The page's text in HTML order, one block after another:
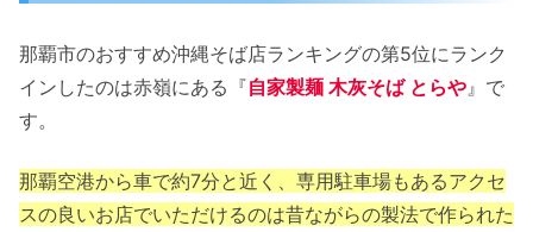
那覇市のおすすめ沖縄そば店ランキングの第5位にランク
インしたのは赤嶺にある『自家製麺 木灰そば とらや』で
す。
那覇空港から車で約7分と近く、専用駐車場もあるアクセ
スの良いお店でいただけるのは昔ながらの製法で作られた